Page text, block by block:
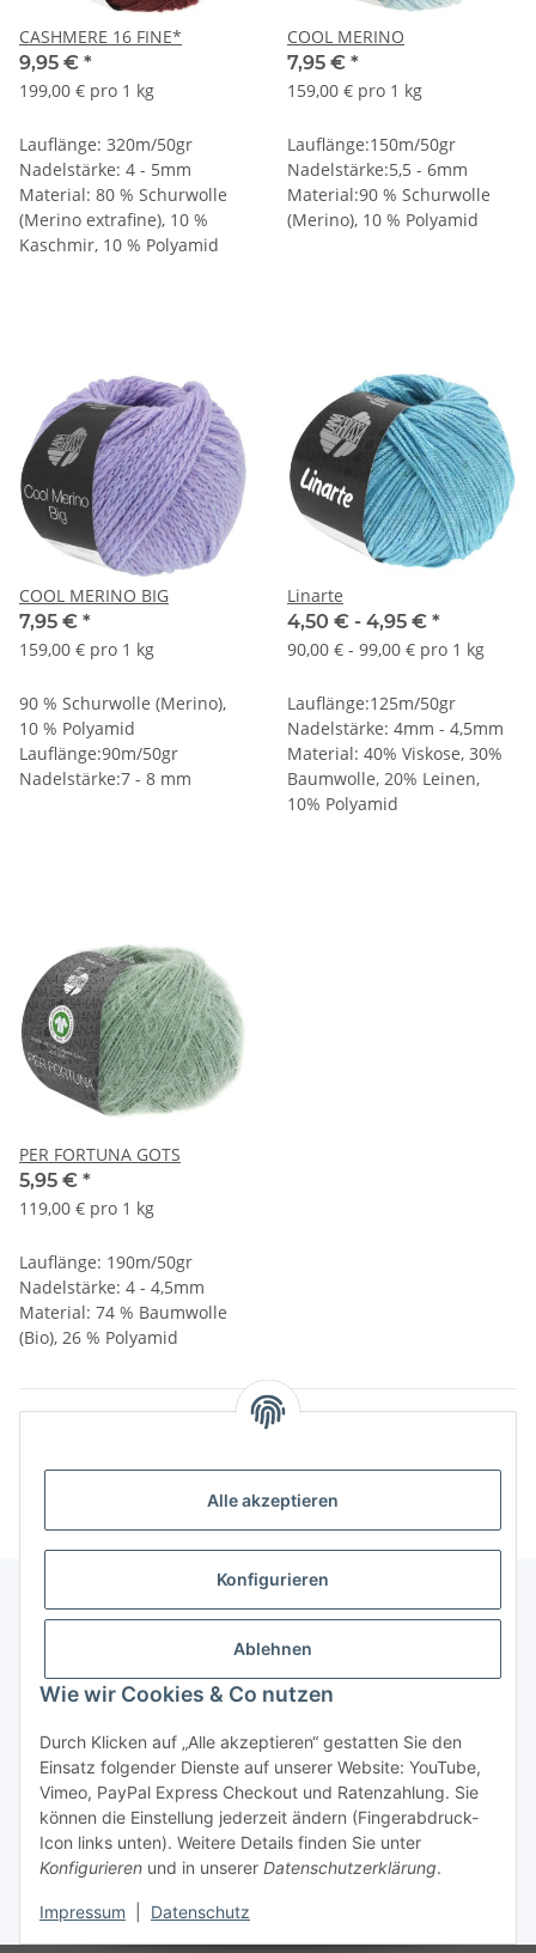
Alle akzeptieren
Konfigurieren
Ablehnen
Wie wir Cookies & Co nutzen
Durch Klicken auf „Alle akzeptieren“ gestatten Sie den
Einsatz folgender Dienste auf unserer Website: YouTube,
Vimeo, PayPal Express Checkout und Ratenzahlung. Sie
können die Einstellung jederzeit ändern (Fingerabdruck-
Icon links unten). Weitere Details finden Sie unter
Konfigurieren und in unserer Datenschutzerklärung.
Impressum Datenschutz
CASHMERE 16 FINE*
9,95 € *
199,00 € pro 1 kg
Lauflänge: 320m/50gr
Nadelstärke: 4 - 5mm
Material: 80 % Schurwolle
(Merino extrafine), 10 %
Kaschmir, 10 % Polyamid
COOL MERINO
7,95 € *
159,00 € pro 1 kg
Lauflänge:150m/50gr
Nadelstärke:5,5 - 6mm
Material:90 % Schurwolle
(Merino), 10 % Polyamid
COOL MERINO BIG
7,95 € *
159,00 € pro 1 kg
90 % Schurwolle (Merino),
10 % Polyamid
Lauflänge:90m/50gr
Nadelstärke:7 - 8 mm
Linarte
4,50 € - 4,95 € *
90,00 € - 99,00 € pro 1 kg
Lauflänge:125m/50gr
Nadelstärke: 4mm - 4,5mm
Material: 40% Viskose, 30%
Baumwolle, 20% Leinen,
10% Polyamid
PER FORTUNA GOTS
5,95 € *
119,00 € pro 1 kg
Lauflänge: 190m/50gr
Nadelstärke: 4 - 4,5mm
Material: 74 % Baumwolle
(Bio), 26 % Polyamid
Artikel 1 - 9 von 9
Gesetzliche Informationen
Vertrag widerrufen
* Alle Preise inkl. gesetzlicher USt., zzgl.